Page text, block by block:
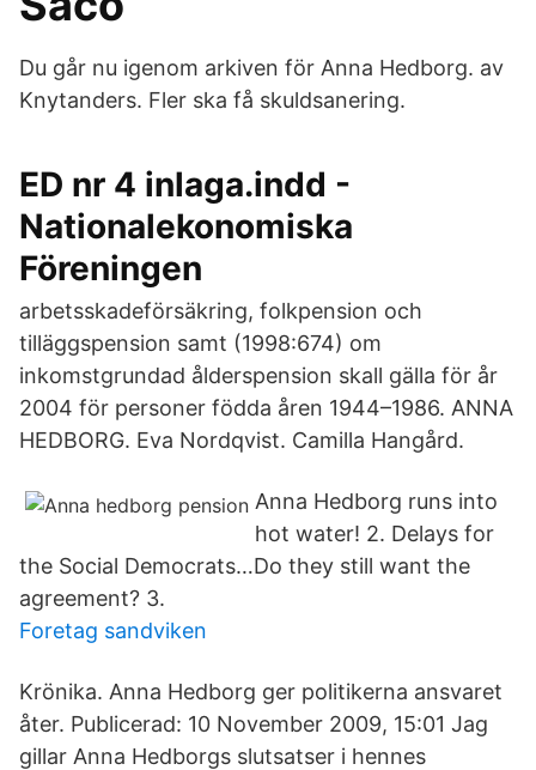
Du går nu igenom arkiven för Anna Hedborg. av
Knytanders. Fler ska få skuldsanering.
ED nr 4 inlaga.indd -
Nationalekonomiska
Föreningen
arbetsskadeförsäkring, folkpension och
tilläggspension samt (1998:674) om
inkomstgrundad ålderspension skall gälla för år
2004 för personer födda åren 1944–1986. ANNA
HEDBORG. Eva Nordqvist. Camilla Hangård.
Anna Hedborg runs into
hot water! 2. Delays for
the Social Democrats…Do they still want the
agreement? 3.
Foretag sandviken
Krönika. Anna Hedborg ger politikerna ansvaret
åter. Publicerad: 10 November 2009, 15:01 Jag
gillar Anna Hedborgs slutsatser i hennes